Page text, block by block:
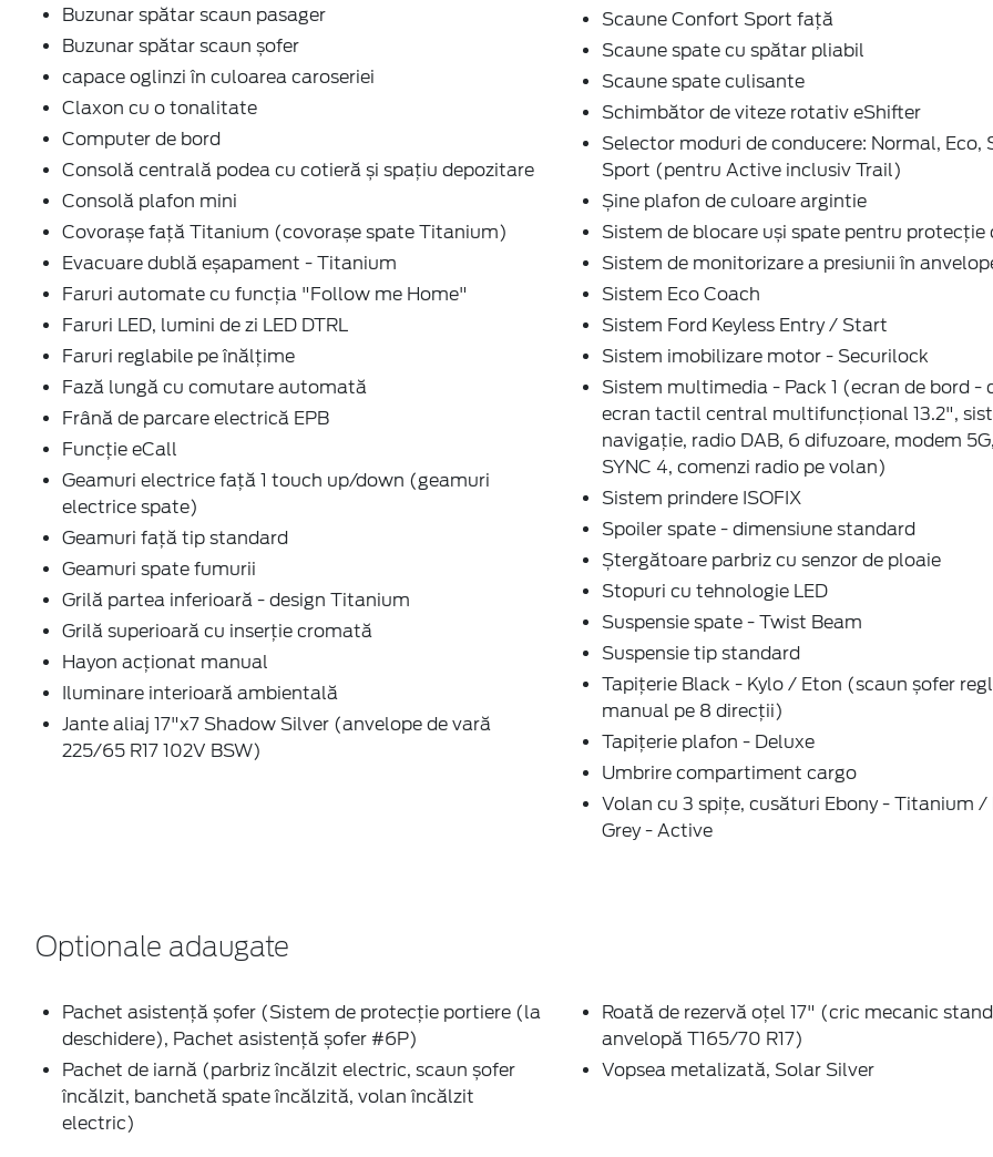
Buzunar spătar scaun pasager
Buzunar spătar scaun șofer
capace oglinzi în culoarea caroseriei
Claxon cu o tonalitate
Computer de bord
Consolă centrală podea cu cotieră și spațiu depozitare
Consolă plafon mini
Covorașe față Titanium (covorașe spate Titanium)
Evacuare dublă eșapament - Titanium
Faruri automate cu funcția "Follow me Home"
Faruri LED, lumini de zi LED DTRL
Faruri reglabile pe înălțime
Fază lungă cu comutare automată
Frână de parcare electrică EPB
Funcție eCall
Geamuri electrice față 1 touch up/down (geamuri
electrice spate)
Geamuri față tip standard
Geamuri spate fumurii
Grilă partea inferioară - design Titanium
Grilă superioară cu inserție cromată
Hayon acționat manual
Iluminare interioară ambientală
Jante aliaj 17"x7 Shadow Silver (anvelope de vară
225/65 R17 102V BSW)
Scaune Confort Sport față
Scaune spate cu spătar pliabil
Scaune spate culisante
Schimbător de viteze rotativ eShifter
Selector moduri de conducere: Normal, Eco,
Sport (pentru Active inclusiv Trail)
Șine plafon de culoare argintie
Sistem de blocare uși spate pentru protecție
Sistem de monitorizare a presiunii în
Sistem Eco Coach
Sistem Ford Keyless Entry / Start
Sistem imobilizare motor - Securilock
Sistem multimedia - Pack 1 (ecran de bord -
ecran tactil central multifuncțional 13.2",
navigație, radio DAB, 6 difuzoare, modem
SYNC 4, comenzi radio pe volan)
Sistem prindere ISOFIX
Spoiler spate - dimensiune standard
Ștergătoare parbriz cu senzor de ploaie
Stopuri cu tehnologie LED
Suspensie spate - Twist Beam
Suspensie tip standard
Tapițerie Black - Kylo / Eton (scaun șofer
manual pe 8 direcții)
Tapițerie plafon - Deluxe
Umbrire compartiment cargo
Volan cu 3 spițe, cusături Ebony - Titanium /
Grey - Active
Optionale adaugate
Pachet asistență șofer (Sistem de protecție portiere (la
deschidere), Pachet asistență șofer #6P)
Pachet de iarnă (parbriz încălzit electric, scaun șofer
încălzit, banchetă spate încălzită, volan încălzit
electric)
Roată de rezervă oțel 17" (cric mecanic
anvelopă T165/70 R17)
Vopsea metalizată, Solar Silver